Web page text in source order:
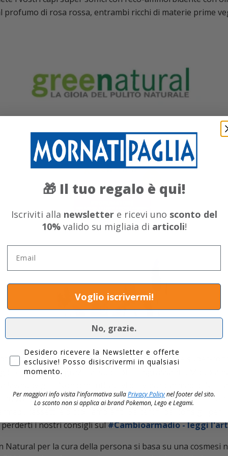
profumo di rosa rossa, entrambi ricchi di materie prime
anche per le vostre stoviglie: Piatti e stoviglie super-
come nuove grazie al suo potere sgrassante. Molto
lavastoviglie. Non dimenticatevi del vostro armadio! Nel
nuova vita al vostro guardaroba con il profumatore
cassetti e piccoli ambienti. Se cerchi dei consigli per
i nostri consigli sul#Cambioarmadio - leggi
Natural per la cura della persona si basa su una cosmesi
🎁 Il tuo regalo è qui!
Iscriviti alla newsletter e ricevi uno sconto del
10%valido su migliaia di articoli!
Voglio iscrivermi!
No, grazie.
Privacy
Desidero ricevere la Newsletter e offerte
esclusive! Posso disiscrivermi in qualsiasi
momento.
Per maggiori info visita l'informativa sullaPrivacy Policynel footer del sito.
Lo sconto non si applica ai brandPokemon, Lego e Legami.